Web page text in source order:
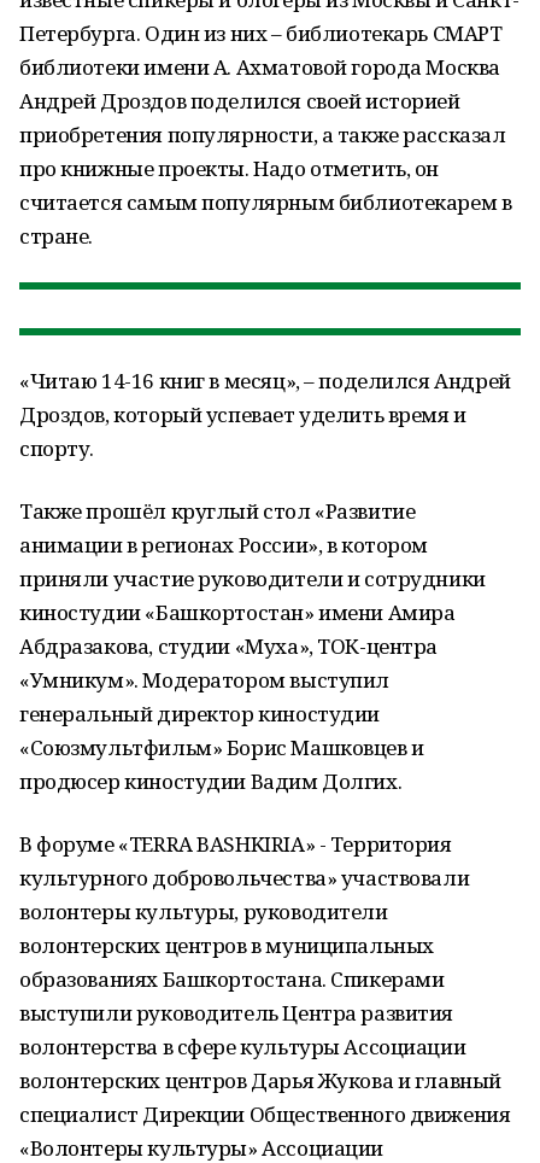
Петербурга. Один из них – библиотекарь СМАРТ
библиотеки имени А. Ахматовой города Москва
Андрей Дроздов поделился своей историей
приобретения популярности, а также рассказал
про книжные проекты. Надо отметить, он
считается самым популярным библиотекарем в
стране.
«Читаю 14-16 книг в месяц», – поделился Андрей
Дроздов, который успевает уделить время и
спорту.
Также прошёл круглый стол «Развитие
анимации в регионах России», в котором
приняли участие руководители и сотрудники
киностудии «Башкортостан» имени Амира
Абдразакова, студии «Муха», ТОК-центра
«Умникум». Модератором выступил
генеральный директор киностудии
«Союзмультфильм» Борис Машковцев и
продюсер киностудии Вадим Долгих.
В форуме «TERRA BASHKIRIA» - Территория
культурного добровольчества» участвовали
волонтеры культуры, руководители
волонтерских центров в муниципальных
образованиях Башкортостана. Спикерами
выступили руководитель Центра развития
волонтерства в сфере культуры Ассоциации
волонтерских центров Дарья Жукова и главный
специалист Дирекции Общественного движения
«Волонтеры культуры» Ассоциации